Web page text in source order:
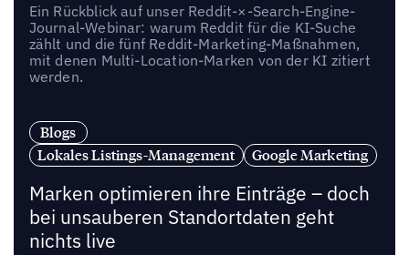
Ein Rückblick auf unser Reddit-×-Search-Engine-
Journal-Webinar: warum Reddit für die KI-Suche
zählt und die fünf Reddit-Marketing-Maßnahmen,
mit denen Multi-Location-Marken von der KI zitiert
werden.
Blogs
Lokales Listings-Management
Google Marketing
Marken optimieren ihre Einträge – doch
bei unsauberen Standortdaten geht
nichts live